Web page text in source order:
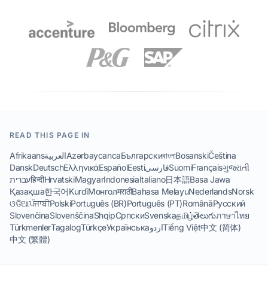
READ THIS PAGE IN
AfrikaansالعربيةAzərbaycancaБългарскиবাংলাBosanskiČeština
DanskDeutschΕλληνικάEspañolEestiفارسیSuomiFrançaisગુજરાતી
עבריתहिन्दीHrvatskiMagyarIndonesiaItaliano日本語Basa Jawa
Қазақша한국어KurdîМонголमराठीBahasa MelayuNederlandsNorsk
ଓଡିଆਪੰਜਾਬੀPolskiPortuguês (BR)Português (PT)RomânăРусский
SlovenčinaSlovenščinaShqipСрпскиSvenskaதமிழ்తెలుగుภาษาไทย
TürkmenlerTagalogTürkçeУкраїнськаاردوTiếng Việt中文 (简体)
中文 (繁體)